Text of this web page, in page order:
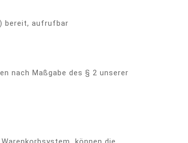
bereit, aufrufbar
nach Maßgabe des § 2 unserer